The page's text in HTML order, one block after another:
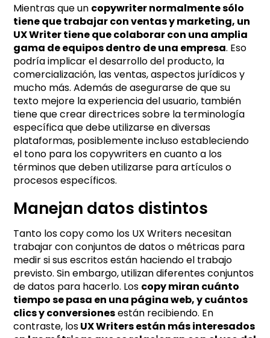
Mientras que un copywriter normalmente sólo
tiene que trabajar con ventas y marketing, un
UX Writer tiene que colaborar con una amplia
gama de equipos dentro de una empresa. Eso
podría implicar el desarrollo del producto, la
comercialización, las ventas, aspectos jurídicos y
mucho más. Además de asegurarse de que su
texto mejore la experiencia del usuario, también
tiene que crear directrices sobre la terminología
específica que debe utilizarse en diversas
plataformas, posiblemente incluso estableciendo
el tono para los copywriters en cuanto a los
términos que deben utilizarse para artículos o
procesos específicos.
Manejan datos distintos
Tanto los copy como los UX Writers necesitan
trabajar con conjuntos de datos o métricas para
medir si sus escritos están haciendo el trabajo
previsto. Sin embargo, utilizan diferentes conjuntos
de datos para hacerlo. Los copy miran cuánto
tiempo se pasa en una página web, y cuántos
clics y conversionesestán recibiendo. En
contraste, losUX Writers están más interesados